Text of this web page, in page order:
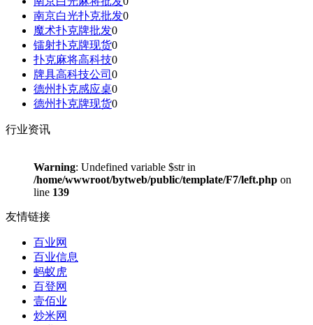
南京白光扑克批发0
魔术扑克牌批发0
镭射扑克牌现货0
扑克麻将高科技0
牌具高科技公司 0
德州扑克感应桌0
德州扑克牌现货0
行业资讯
Warning: Undefined variable $str in
/home/wwwroot/bytweb/public/template/F7/left.php on
line 139
友情链接
百业网
百业信息
蚂蚁虎
百登网
壹佰业
炒米网